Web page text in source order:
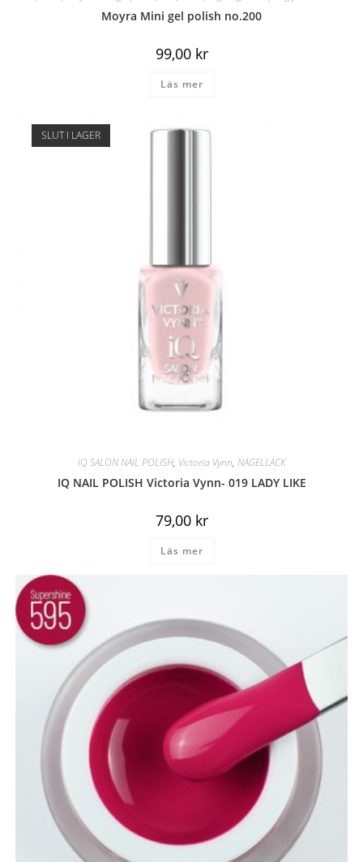
Moyra Mini gel polish no.200
99,00 kr
Läs mer
SLUT I LAGER
IQ SALON NAIL POLISH, Victoria Vynn, NAGELLACK
IQ NAIL POLISH Victoria Vynn- 019 LADY LIKE
79,00 kr
Läs mer